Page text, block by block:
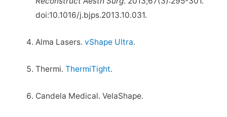
doi:10.1016/j.bjps.2013.10.031.
Alma Lasers.vShape Ultra.
Thermi.ThermiTight.
Candela Medical. VelaShape.